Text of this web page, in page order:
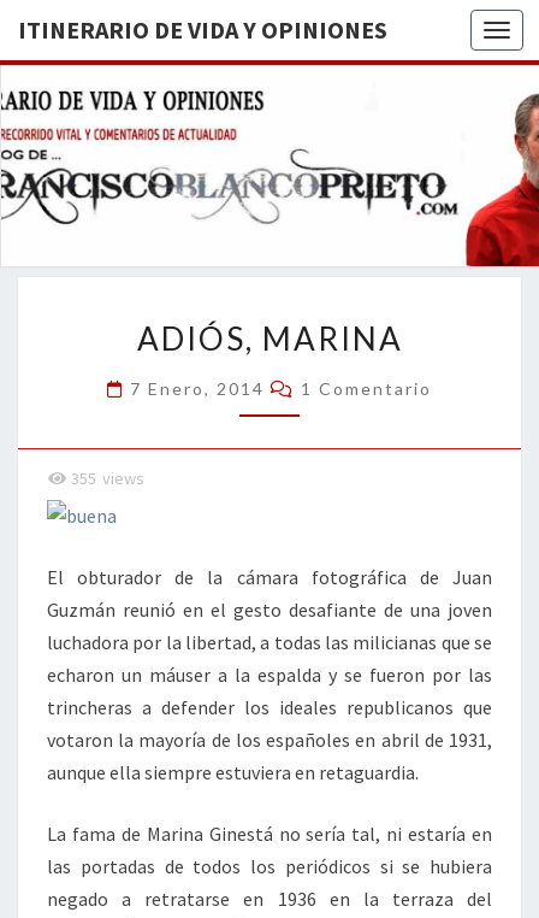
ITINERARIO DE VIDA Y OPINIONES
DE
BREVE
RECORRIDO
VITAL Y
ACTUALIDAD
MARINA
ADIÓS, MARINA
7 Enero, 2014 Comentarios
1 Comentario
355 views
El obturador de la cámara fotográfica de Juan
Guzmán reunió en el gesto desafiante de una joven
luchadora por la libertad, a todas las milicianas que se
echaron un máuser a la espalda y se fueron por las
trincheras a defender los ideales republicanos que
votaron la mayoría de los españoles en abril de 1931,
aunque ella siempre estuviera en retaguardia.
La fama de Marina Ginestá no sería tal, ni estaría en
las portadas de todos los periódicos si se hubiera
negado a retratarse en 1936 en la terraza del